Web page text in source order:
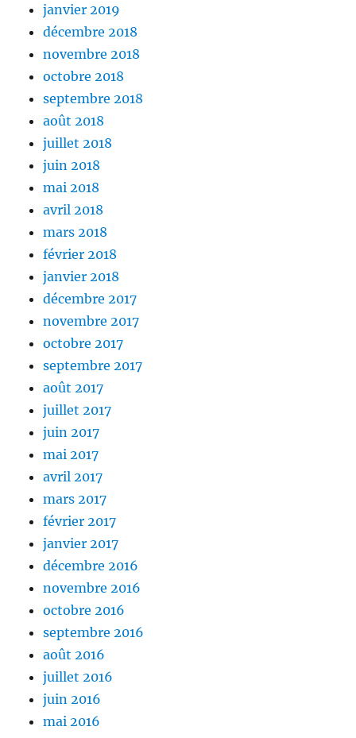
janvier 2019
décembre 2018
novembre 2018
octobre 2018
septembre 2018
août 2018
juillet 2018
juin 2018
mai 2018
avril 2018
mars 2018
février 2018
janvier 2018
décembre 2017
novembre 2017
octobre 2017
septembre 2017
août 2017
juillet 2017
juin 2017
mai 2017
avril 2017
mars 2017
février 2017
janvier 2017
décembre 2016
novembre 2016
octobre 2016
septembre 2016
août 2016
juillet 2016
juin 2016
mai 2016